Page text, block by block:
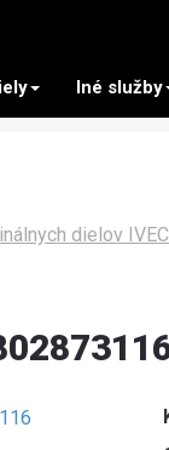
Iné služby
dielov